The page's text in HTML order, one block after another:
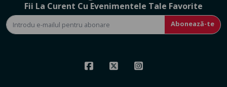
Fii La Curent Cu Evenimentele Tale Favorite
Abonează-te